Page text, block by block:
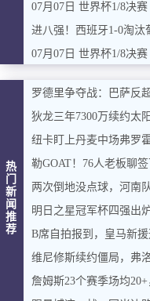
07月07日 世界杯1/8决
07月07日 世界杯1/8决
热
门
新
闻
推
荐
罗德里争夺战：巴萨反
狄龙三年7300万续约太
明日之星冠军杯四强出
B席自拍报到，皇马新援
维尼修斯续约僵局，弗